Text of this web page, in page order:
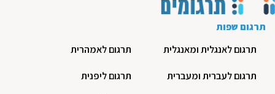
תרגום שפות
תרגום לאנגלית ומאנגלית
תרגום לעברית ומעברית
תרגום לאמהרית
תרגום ליפנית